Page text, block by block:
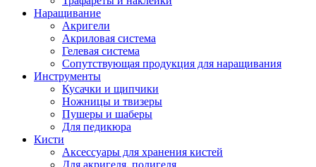
Наращивание
Акригели
Акриловая система
Гелевая система
Сопутствующая продукция для наращивания
Инструменты
Кусачки и щипчики
Ножницы и твизеры
Пушеры и шаберы
Для педикюра
Кисти
Аксессуары для хранения кистей
Для акригеля, полигеля